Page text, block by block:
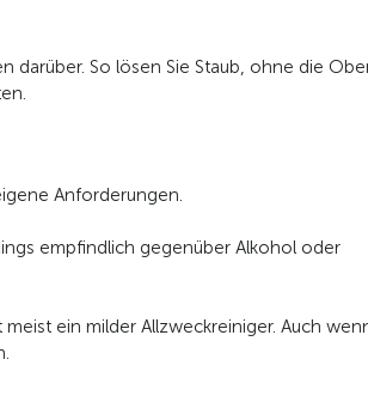
darüber. So lösen Sie Staub, ohne die
Anforderungen.
empfindlich gegenüber Alkohol oder
ein milder Allzweckreiniger. Auch